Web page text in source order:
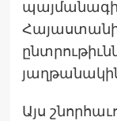
Այս